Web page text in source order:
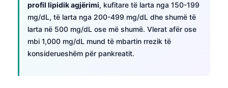
profil lipidik agjërimi, kufitare të larta nga 150-199
mg/dL, të larta nga 200-499 mg/dL dhe shumë të
larta në 500 mg/dL ose më shumë. Vlerat afër ose
mbi 1,000 mg/dL mund të mbartin rrezik të
konsiderueshëm për pankreatit.
Ślōnskŏ gŏdka
Norsk bokmål